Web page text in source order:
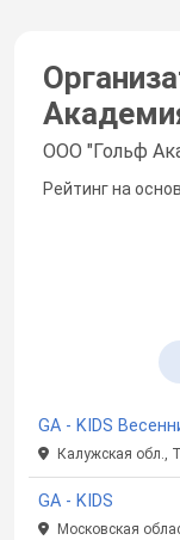
ООО "Гольф
Рейтинг на
GA - KIDS
Калужская обл.,
GA - KIDS
Московская